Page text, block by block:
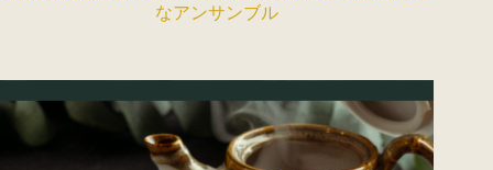
なアンサンブル